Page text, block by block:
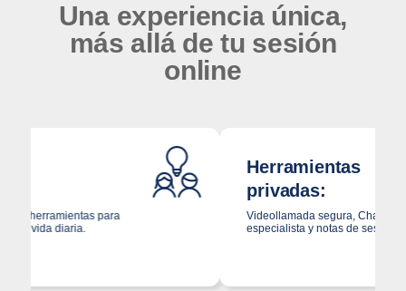
Una experiencia única,
más allá de tu sesión
online
Herramientas
Videollamada segura, Chat directo con tu
especialista y notas de sesión confidenciales.